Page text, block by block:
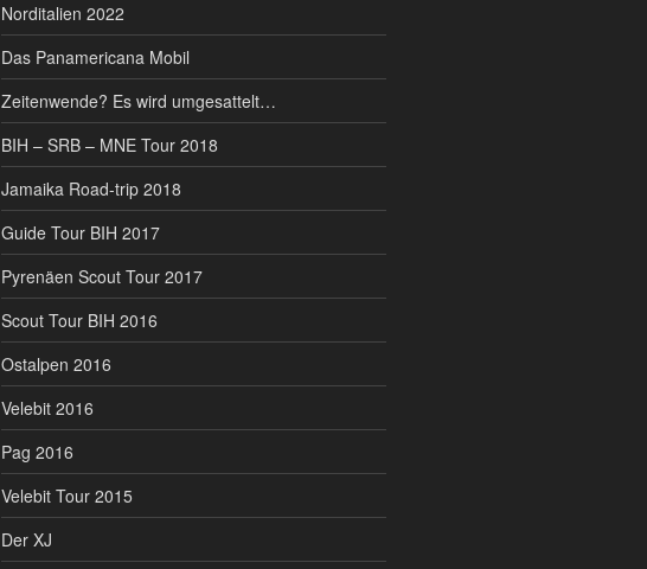
Norditalien 2022
Das Panamericana Mobil
Zeitenwende? Es wird umgesattelt…
BIH – SRB – MNE Tour 2018
Jamaika Road-trip 2018
Guide Tour BIH 2017
Pyrenäen Scout Tour 2017
Scout Tour BIH 2016
Ostalpen 2016
Velebit 2016
Pag 2016
Velebit Tour 2015
Der XJ